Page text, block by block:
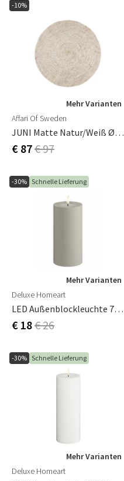
-10%
Mehr Varianten
Affari Of Sweden
JUNI Matte Natur/weiß Ø150 Cm
€ 87€ 97
-30% Schnelle Lieferung
Mehr Varianten
Deluxe Homeart
LED Außenblockleuchte 7,5x15 Cm Sand
€ 18€ 26
-30% Schnelle Lieferung
Mehr Varianten
Deluxe Homeart